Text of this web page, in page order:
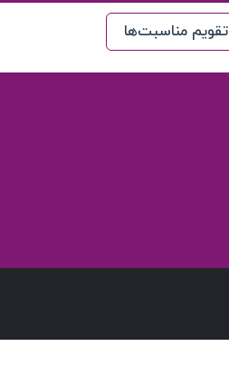
تقویم مناسبت‌ها